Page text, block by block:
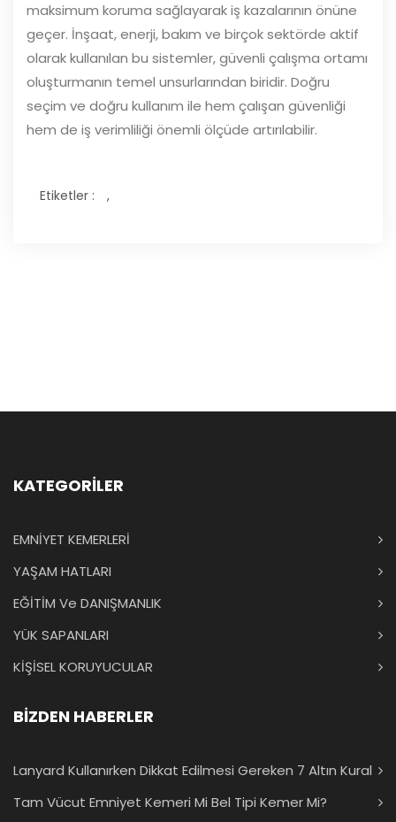
maksimum koruma sağlayarak iş kazalarının önüne
geçer. İnşaat, enerji, bakım ve birçok sektörde aktif
olarak kullanılan bu sistemler, güvenli çalışma ortamı
oluşturmanın temel unsurlarından biridir. Doğru
seçim ve doğru kullanım ile hem çalışan güvenliği
hem de iş verimliliği önemli ölçüde artırılabilir.
Etiketler : ,
KATEGORİLER
EMNİYET KEMERLERİ
YAŞAM HATLARI
EĞİTİM Ve DANIŞMANLIK
YÜK SAPANLARI
KİŞİSEL KORUYUCULAR
BİZDEN HABERLER
Lanyard Kullanırken Dikkat Edilmesi Gereken 7 Altın Kural
Tam Vücut Emniyet Kemeri Mi Bel Tipi Kemer Mi?